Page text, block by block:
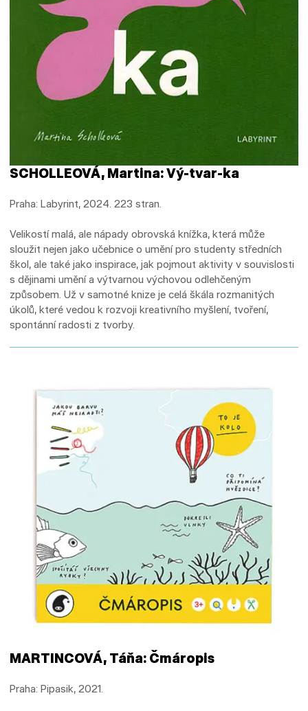
SCHOLLEOVÁ, Martina: Vý-tvar-ka
Praha: Labyrint, 2024. 223 stran.
Velikostí malá, ale nápady obrovská knížka, která může
sloužit nejen jako učebnice o umění pro studenty středních
škol, ale také jako inspirace, jak pojmout aktivity v souvislosti
s dějinami umění a výtvarnou výchovou odlehčeným
způsobem. Už v samotné knize je celá škála rozmanitých
úkolů, které vedou k rozvoji kreativního myšlení, tvoření,
spontánní radosti z tvorby.
MARTINCOVÁ, Táňa: Čmáropis
Praha: Pipasik, 2021.